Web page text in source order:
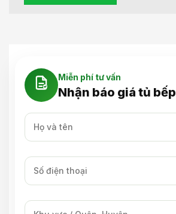
Miễn phí tư vấn
Nhận báo giá tủ bếp